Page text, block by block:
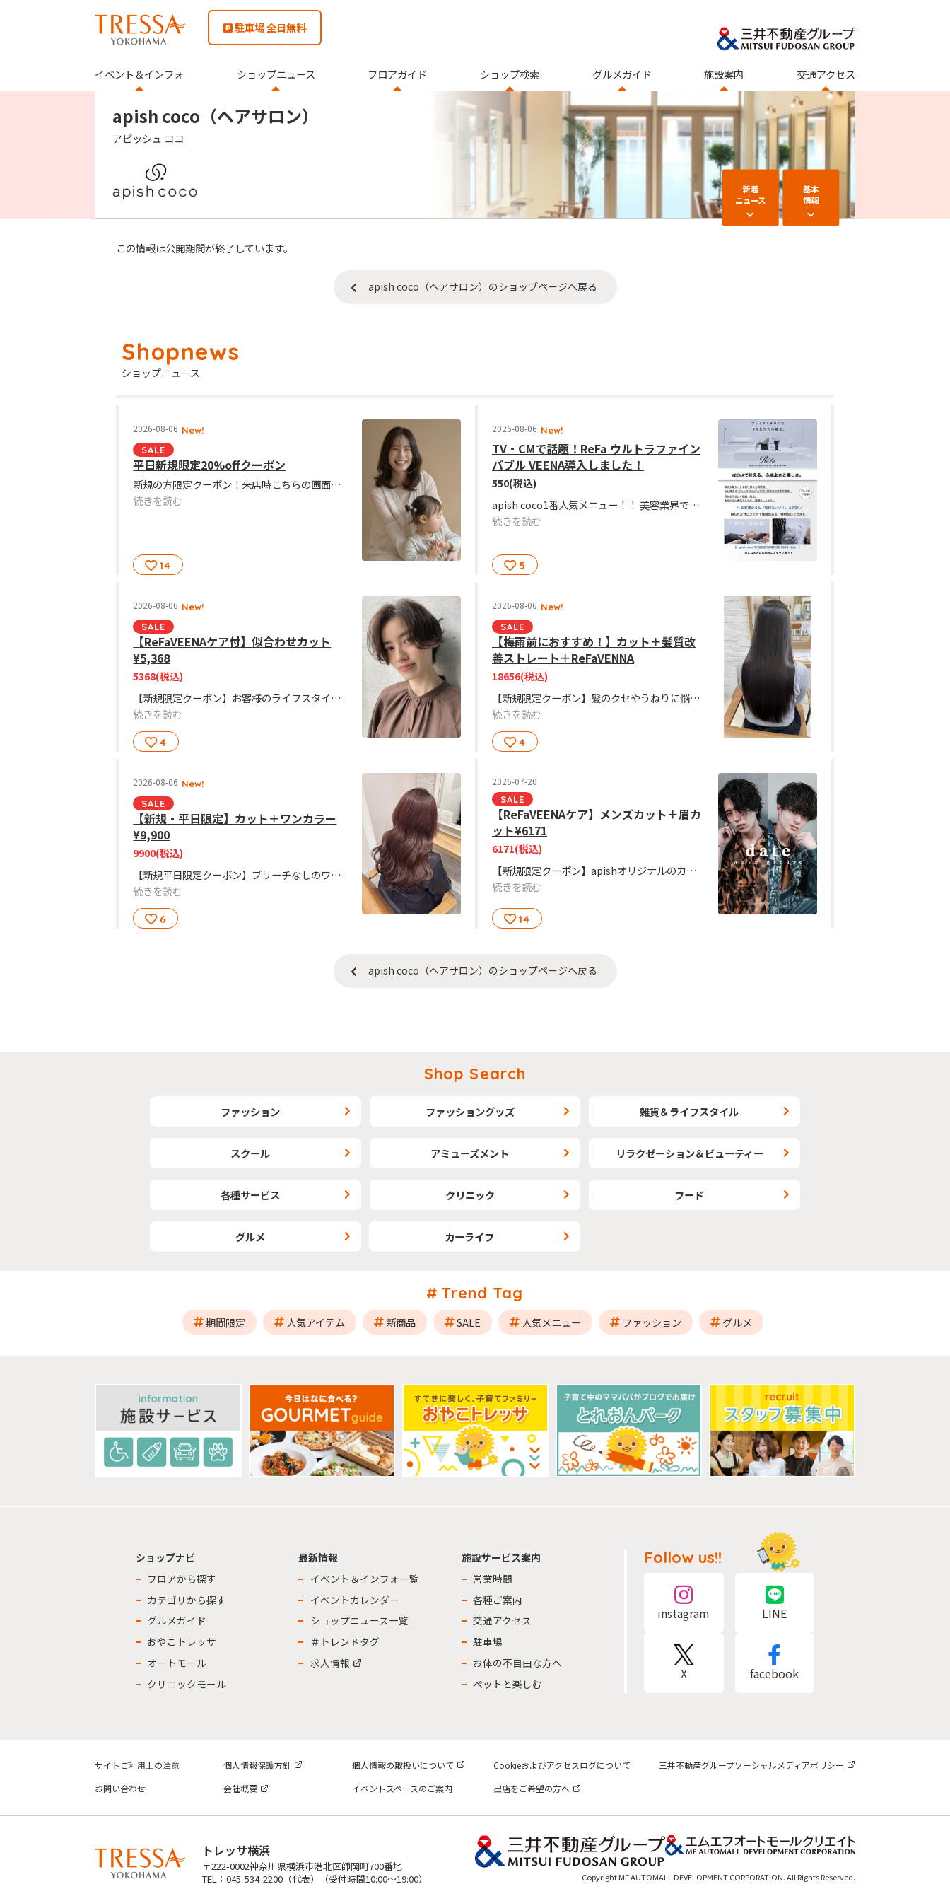
駐車場 全日無料
イベント＆インフォ ショップニュース フロアガイド ショップ検索 グルメガイド 施設案内 交通アクセス
apish coco（ヘアサロン）
アピッシュ ココ
新着
ニュース
基本
情報
この情報は公開期間が終了しています。
apish coco（ヘアサロン）のショップページへ戻る
ショップニュース
2026-08-06 New!
SALE
平日新規限定20%offクーポン
新規の方限定クーポン！来店時こちらの画面提示か予約の際お伝えください。
続きを読む
14
2026-08-06 New!
TV・CMで話題！ReFa ウルトラファイン
バブル VEENA導入しました！
550(税込)
apish coco1番人気メニュー！！ 美容業界で話題！ReFaの新発想スパ機器「VEENA」導入！きめ細かなウルトラファインバブルが毛穴の汚れや髪の残留物をやさしく洗い流し、素髪から整える新感覚のケア。まるで頭がふわっと軽くなるような心地よさに、ハマる方続出！ぜひ一度ご体感ください。
続きを読む
5
2026-08-06 New!
SALE
【ReFaVEENAケア付】似合わせカット
¥5,368
5368(税込)
【新規限定クーポン】お客様のライフスタイルに合わせたヘアスタイルに！話題のReFaVEENAで頭皮から美しさを。頭皮の嫌なにおいもスッキリ！
続きを読む
4
2026-08-06 New!
SALE
【梅雨前におすすめ！】カット＋髪質改
善ストレート＋ReFaVENNA
18656(税込)
【新規限定クーポン】髪のクセやうねりに悩んでいる方におすすめ！最先端の髪や肌と同じ弱酸性のやさしいパーマ液でクセやボリュームを改善し、仕上がりも自然なストレートヘアで髪も柔らかく綺麗にまとまります！
続きを読む
4
2026-08-06 New!
SALE
【新規・平日限定】カット＋ワンカラー
¥9,900
9900(税込)
【新規平日限定クーポン】ブリーチなしのワンカラーのクーポンです。ワンカラーで自然な透明感＋似合わせカットで今っぽい垢抜けスタイルに仕上げます!
続きを読む
6
2026-07-20
SALE
【ReFaVEENAケア】メンズカット＋眉カ
ット¥6171
6171(税込)
【新規限定クーポン】apishオリジナルのカット、パーマが人気で男性のお客様もたくさんご来店されています✨ ビジネススタイル、ショートヘア、人気のマッシュヘアなどぜひご相談下さい！
続きを読む
14
apish coco（ヘアサロン）のショップページへ戻る
Shop Search
ファッション ファッショングッズ 雑貨＆ライフスタイル
スクール アミューズメント リラクゼーション＆ビューティー
各種サービス クリニック フード
グルメ カーライフ
Trend Tag
期間限定 人気アイテム 新商品 SALE 人気メニュー ファッション グルメ
ショップナビ
フロアから探す
カテゴリから探す
グルメガイド
おやこトレッサ
オートモール
クリニックモール
最新情報
イベント＆インフォ一覧
イベントカレンダー
ショップニュース一覧
＃トレンドタグ
求人情報
施設サービス案内
営業時間
各種ご案内
交通アクセス
駐車場
お体の不自由な方へ
ペットと楽しむ
Follow us!!
instagram LINE
X facebook
サイトご利用上の注意 個人情報保護方針 個人情報の取扱いについて Cookieおよびアクセスログについて
三井不動産グループソーシャルメディアポリシー
お問い合わせ
会社概要 イベントスペースのご案内 出店をご希望の方へ
トレッサ横浜
〒222-0002神奈川県横浜市港北区師岡町700番地
TEL：045-534-2200（代表）（受付時間10:00～19:00）
Copyright MF AUTOMALL DEVELOPMENT CORPORATION. All Rights Reserved.